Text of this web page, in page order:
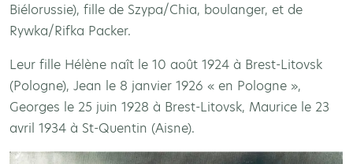
Biélorussie), fille de Szypa/Chia, boulanger, et de
Rywka/Rifka Packer.
Leur fille Hélène naît le 10 août 1924 à Brest-Litovsk
(Pologne), Jean le 8 janvier 1926 « en Pologne »,
Georges le 25 juin 1928 à Brest-Litovsk, Maurice le 23
avril 1934 à St-Quentin (Aisne).